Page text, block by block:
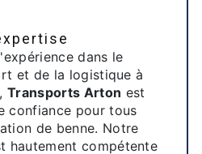
dans le
et de la logistique à
,Transports Arton est
confiance pour tous
de benne. Notre
hautement compétente